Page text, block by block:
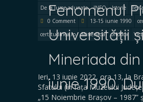
Fenomenul
Universității
Mineriada din
iunie 1990.
De la lume adunate
INFO Istorie
0 Comment
13-15 iunie 1990
certitudinea.ro
Mineriada ortodox
Ieri, 13 iunie 2022, ora 13, la
Sfatului (în fața Muzeului
„15 Noiembrie Brașov – 1987”